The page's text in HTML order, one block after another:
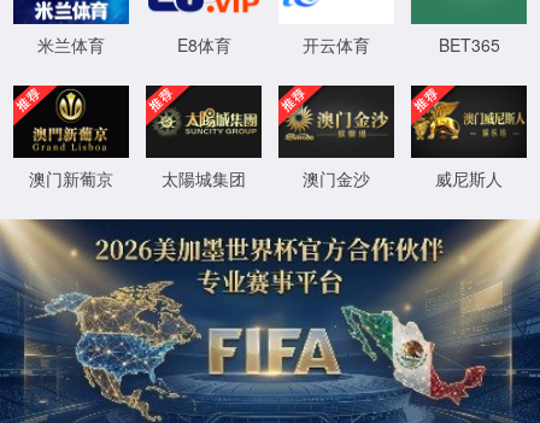
返回首页
XML 地图